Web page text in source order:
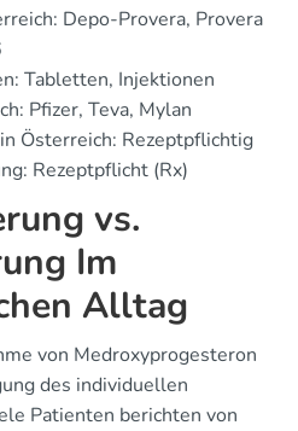
Depo-Provera, Provera
Tabletten, Injektionen
Pfizer, Teva, Mylan
Österreich: Rezeptpflichtig
Rezeptpflicht (Rx)
vs.
Im
Alltag
von Medroxyprogesteron
des individuellen
Patienten berichten von